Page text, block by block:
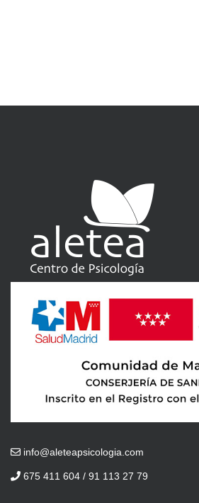
info@aleteapsicologia.com
675 411 604 / 91 113 27 79